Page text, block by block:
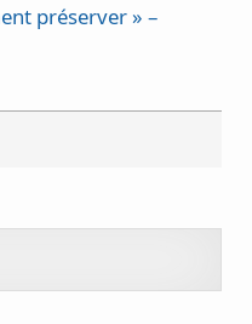
préserver » –